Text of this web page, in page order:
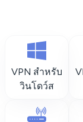
VPN สำหรับ
วินโดว์ส